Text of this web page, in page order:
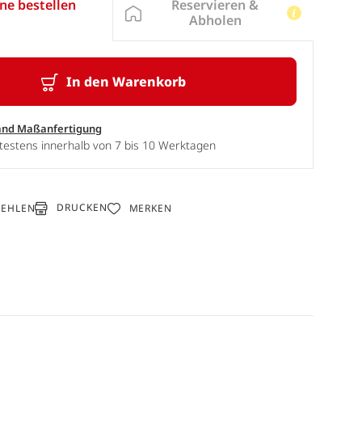
bestellen
In den Warenkorb
Maßanfertigung
innerhalb von 7 bis 10 Werktagen
Reservieren &
Abholen
DRUCKEN MERKEN